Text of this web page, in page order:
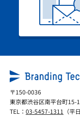
〒150-0036
東京都渋谷区南平台町15-
TEL： 03-5457-1311 （平